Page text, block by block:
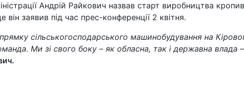
Андрій Райкович назвав старт виробництва
заявив під час прес-конференції 2 квітня.
сільськогосподарського машинобудування на
Ми зі свого боку – як обласна, так і державна